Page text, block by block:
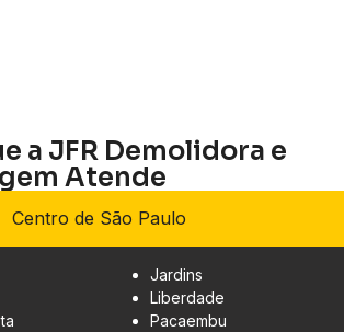
a JFR Demolidora e
Atende
Centro de São Paulo
Jardins
Liberdade
Pacaembu